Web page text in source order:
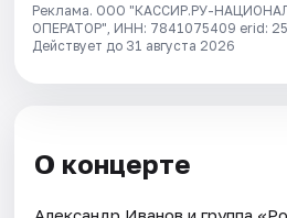
Реклама. ООО "КАССИР.РУ-
ОПЕРАТОР", ИНН: 7841075409 erid:
Действует до 31 августа 2026
О концерте